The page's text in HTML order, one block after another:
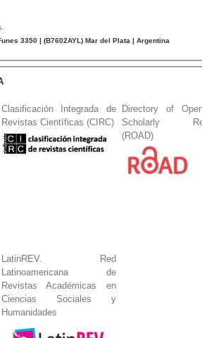
3350 | (B7602AYL ) Mar del Plata | Argentina
Clasificación Integrada de
Revistas Científicas (CIRC)
Directory of
Scholarly
(ROAD)
LatinREV. Red
Latinoamericana de
Revistas Académicas en
Ciencias Sociales y
Humanidades